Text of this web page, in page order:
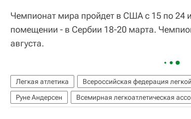
Чемпионат мира пройдет в США с 15 по 24
помещении - в Сербии 18-20 марта.
августа.
Легкая атлетика Всероссийская федерация
Руне Андерсен
Всемирная легкоатлетическая